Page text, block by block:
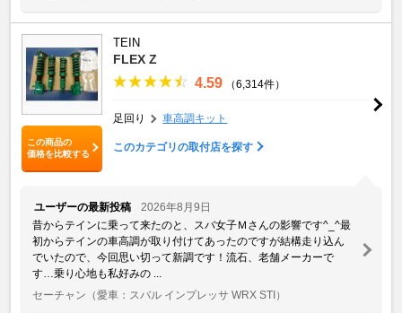
この商品の
価格を比較する
TEIN
FLEX Z
4.59 （6,314件）
足回り 車高調キット
このカテゴリの取付店を探す
ユーザーの最新投稿
2026年8月9日
昔からテインに乗って来たのと、スバ女子Ｍさんの影響です^_^最
初からテインの車高調が取り付けてあったのですが結構走り込ん
でいたので、今回思い切って新調です！流石、老舗メーカーで
す…乗り心地も私好みの ...
セーチャン （愛車：スバル インプレッサ WRX STI）